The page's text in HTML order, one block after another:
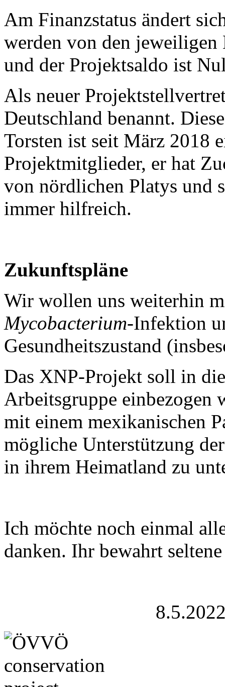
Am Finanzstatus ändert
werden von den
und der Projektsaldo ist
Als neuer
Deutschland benannt.
Torsten ist seit März 2018
Projektmitglieder, er hat
von nördlichen Platys und
immer hilfreich.
Zukunftspläne
Wir wollen uns weiterhin
Mycobacterium-Infektion
Gesundheitszustand
Das XNP-Projekt soll in
Arbeitsgruppe einbezogen
mit einem mexikanischen
mögliche Unterstützung
in ihrem Heimatland zu
Ich möchte noch einmal
danken. Ihr bewahrt